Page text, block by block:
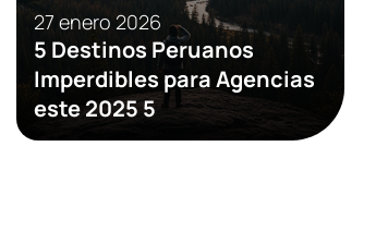
27 enero 2026
5 Destinos Peruanos
Imperdibles para Agencias
este 2025 5